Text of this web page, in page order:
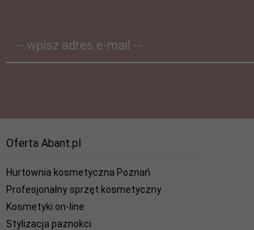
-- wpisz adres e-mail --
Oferta Abant.pl
Hurtownia kosmetyczna Poznań
Profesjonalny sprzęt kosmetyczny
Kosmetyki on-line
Stylizacja paznokci